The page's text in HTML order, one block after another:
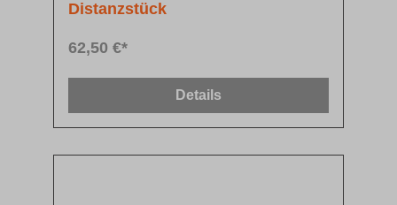
Distanzstück
62,50 €*
Details